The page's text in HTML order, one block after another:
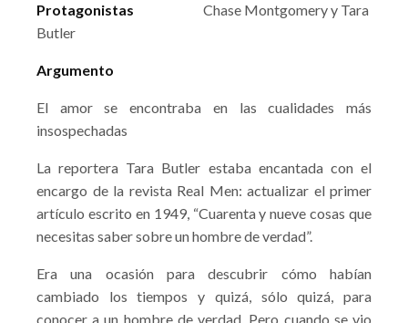
Protagonistas
Chase Montgomery y Tara
Butler
Argumento
El amor se encontraba en las cualidades más
insospechadas
La reportera Tara Butler estaba encantada con el
encargo de la revista Real Men: actualizar el primer
artículo escrito en 1949, “Cuarenta y nueve cosas que
necesitas saber sobre un hombre de verdad”.
Era una ocasión para descubrir cómo habían
cambiado los tiempos y quizá, sólo quizá, para
conocer a un hombre de verdad. Pero cuando se vio